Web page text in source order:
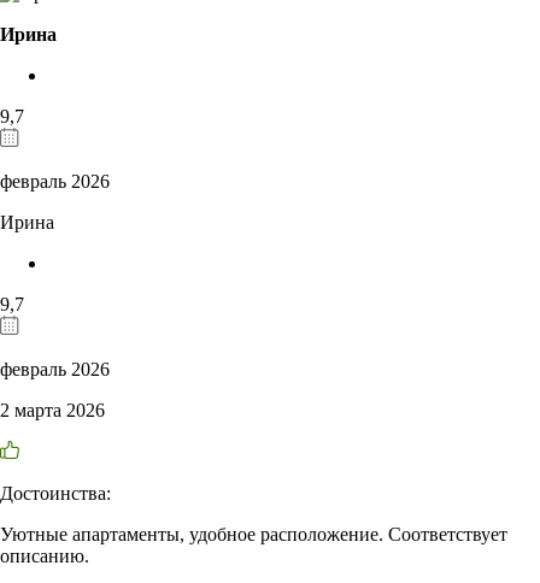
Ирина
9,7
февраль 2026
Ирина
9,7
февраль 2026
2 марта 2026
Достоинства:
Уютные апартаменты, удобное расположение. Соответствует
описанию.